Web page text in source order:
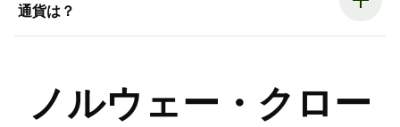
通貨は？
ノルウェー・クロー